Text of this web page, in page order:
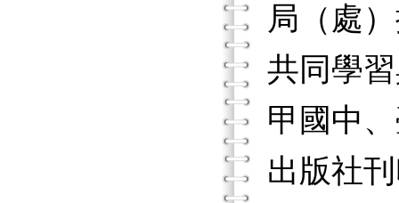
局（處
共同學
甲國中
出版社